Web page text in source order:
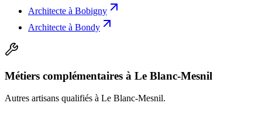
Architecte à Bobigny
Architecte à Bondy
Métiers complémentaires à Le Blanc-Mesnil
Autres artisans qualifiés à Le Blanc-Mesnil.